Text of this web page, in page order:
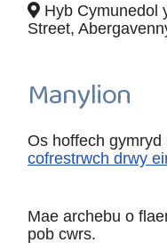
Hyb Cymunedol
Street,
Manylion
Os hoffech
cofrestrwch drwy
Mae archebu o
pob cwrs.